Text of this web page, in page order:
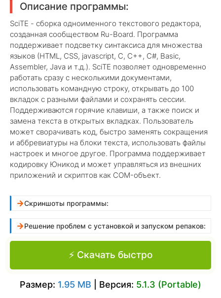
Описание программы:
SciTE - сборка одноименного текстового редактора,
созданная сообществом Ru-Board. Программа
поддерживает подсветку синтаксиса для множества
языков (HTML, CSS, jаvascript, C, C++, C#, Basic,
Assembler, Java и т.д.). SciTE позволяет одновременно
работать сразу с несколькими документами,
использовать командную строку, открывать до 100
вкладок с разными файлами и сохранять сессии.
Поддерживаются горячие клавиши, а также поиск и
замена текста в открытых вкладках. Пользователь
может сворачивать код, быстро заменять сокращения
и аббревиатуры на блоки текста, использовать файлы
настроек и многое другое. Программа поддерживает
кодировку Юникод и может управляться из внешних
приложений и скриптов как COM-объект.
Скриншоты программы:
Решение проблем с установкой и запуском репаков:
⚡ Скачать быстро
Размер: 1.95 MB | Версия: 5.1.3 (Portable)